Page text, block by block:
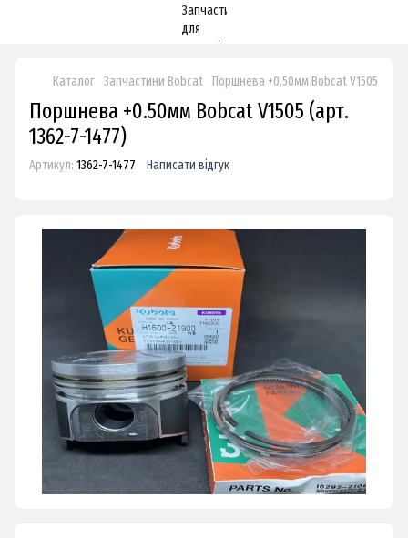
Каталог Запчастини Bobcat Поршнева +0.50мм Bobcat V1505
Поршнева +0.50мм Bobcat V1505 (арт.
1362-7-1477)
Артикул: 1362-7-1477 Написати відгук